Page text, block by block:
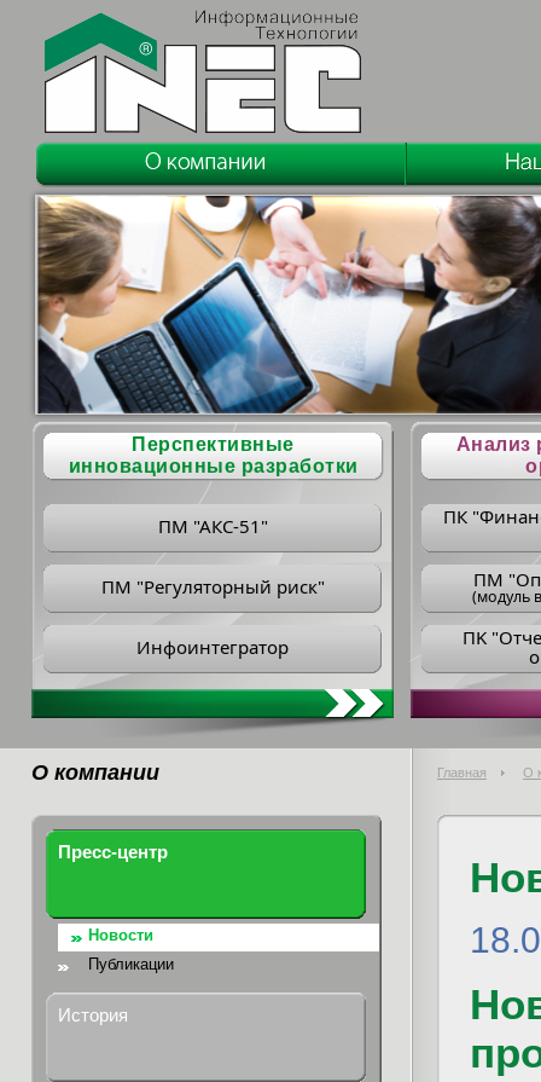
Перспективные
инновационные разработки
ПМ "АКС-51"
ПМ "Регуляторный риск"
Инфоинтегратор
Анализ
ПК
ПM
(модуль
ПK
О компании Главная О
Пресс-центр
Новости
Публикации
История